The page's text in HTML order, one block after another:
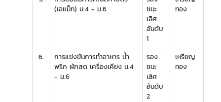
(เอแม็ท) ม.4 - ม.6
ชนะ
เลิศ
อันดับ
1
ทอง
6.
การแข่งขันการทำอาหาร น้ำ
พริก ผักสด เครื่องเคียง ม.4
- ม.6
รอง
ชนะ
เลิศ
อันดับ
2
เหรียญ
ทอง